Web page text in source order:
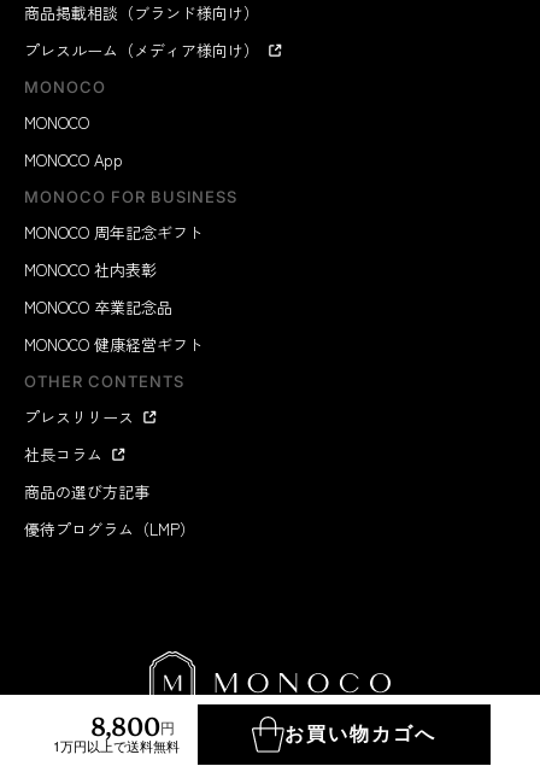
8,800円
1万円以上で送料無料
お買い物カゴへ
商品掲載相談（ブランド様向け）
プレスルーム（メディア様向け）
MONOCO
MONOCO
MONOCO App
MONOCO FOR BUSINESS
MONOCO 周年記念ギフト
MONOCO 社内表彰
MONOCO 卒業記念品
MONOCO 健康経営ギフト
OTHER CONTENTS
プレスリリース
社長コラム
商品の選び方記事
優待プログラム（LMP）
MONOCO INC.2012-2026